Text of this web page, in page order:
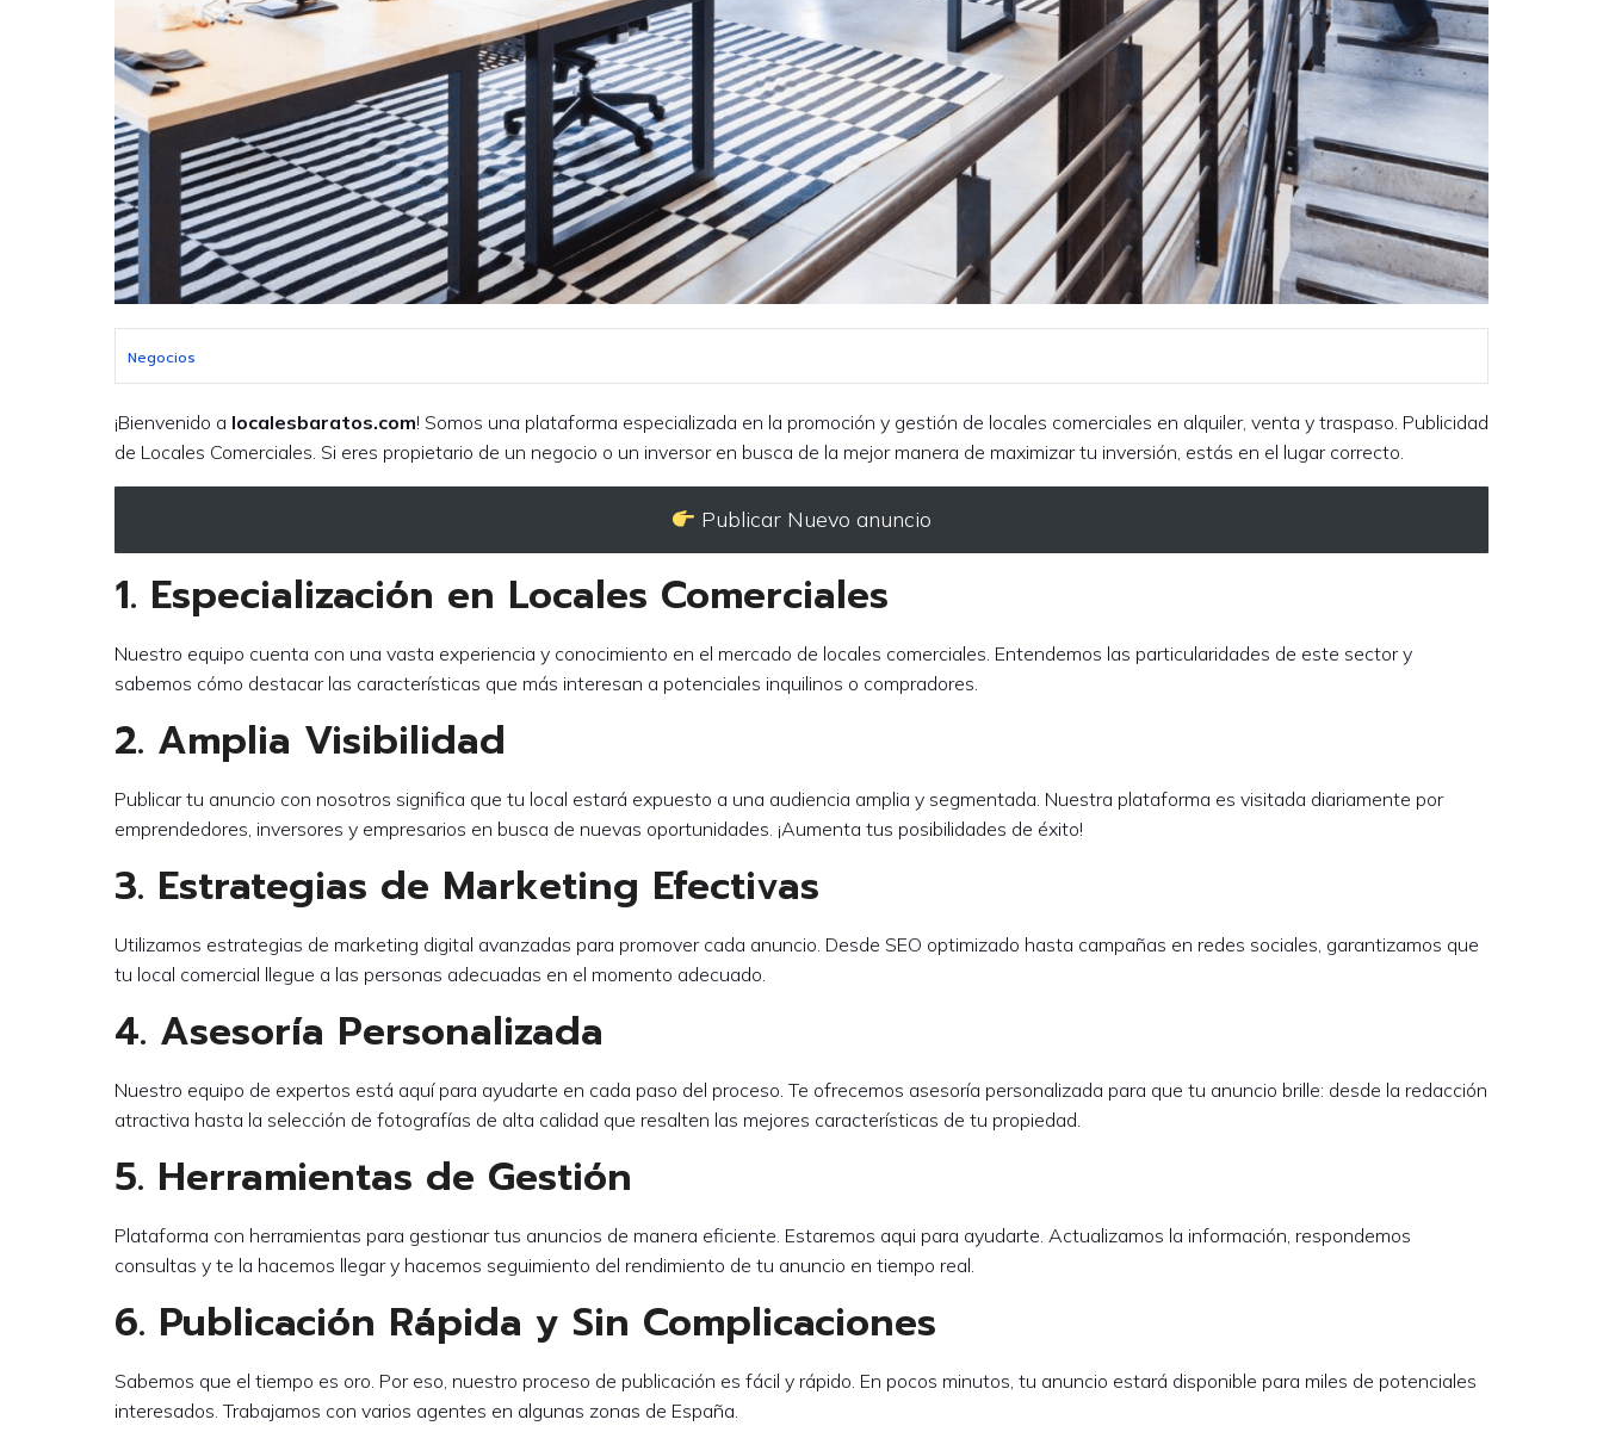
Negocios
¡Bienvenido a localesbaratos.com! Somos una plataforma especializada en la promoción y gestión de locales comerciales en alquiler, venta y traspaso. Publicidad
de Locales Comerciales. Si eres propietario de un negocio o un inversor en busca de la mejor manera de maximizar tu inversión, estás en el lugar correcto.
Publicar Nuevo anuncio
1. Especialización en Locales Comerciales
Nuestro equipo cuenta con una vasta experiencia y conocimiento en el mercado de locales comerciales. Entendemos las particularidades de este sector y
sabemos cómo destacar las características que más interesan a potenciales inquilinos o compradores.
2. Amplia Visibilidad
Publicar tu anuncio con nosotros significa que tu local estará expuesto a una audiencia amplia y segmentada. Nuestra plataforma es visitada diariamente por
emprendedores, inversores y empresarios en busca de nuevas oportunidades. ¡Aumenta tus posibilidades de éxito!
3. Estrategias de Marketing Efectivas
Utilizamos estrategias de marketing digital avanzadas para promover cada anuncio. Desde SEO optimizado hasta campañas en redes sociales, garantizamos que
tu local comercial llegue a las personas adecuadas en el momento adecuado.
4. Asesoría Personalizada
Nuestro equipo de expertos está aquí para ayudarte en cada paso del proceso. Te ofrecemos asesoría personalizada para que tu anuncio brille: desde la redacción
atractiva hasta la selección de fotografías de alta calidad que resalten las mejores características de tu propiedad.
5. Herramientas de Gestión
Plataforma con herramientas para gestionar tus anuncios de manera eficiente. Estaremos aqui para ayudarte. Actualizamos la información, respondemos
consultas y te la hacemos llegar y hacemos seguimiento del rendimiento de tu anuncio en tiempo real.
6. Publicación Rápida y Sin Complicaciones
Sabemos que el tiempo es oro. Por eso, nuestro proceso de publicación es fácil y rápido. En pocos minutos, tu anuncio estará disponible para miles de potenciales
interesados. Trabajamos con varios agentes en algunas zonas de España.